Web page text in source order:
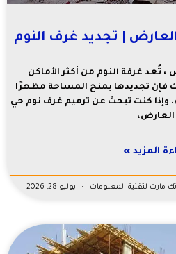
| تجديد غرف النوم
تُعد غرفة النوم من أكثر الأماكن
فإن تجديدها يمنح المساحة مظهرًا
وإذا كنت تبحث عن ترميم غرف نوم حي
العارض،
المزيد »
لتقنية المعلومات يوليو 28, 2026